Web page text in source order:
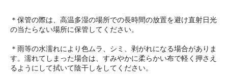
＊保管の際は、高温多湿の場所での長時間の放置を避け直射日光
の当たらない場所に保管してください。
＊雨等の水濡れにより色ムラ、シミ、剥がれになる場合がありま
す。濡れてしまった場合は、すみやかに柔らかい布で軽く押さえ
るようにして拭いて陰干しをしてください。